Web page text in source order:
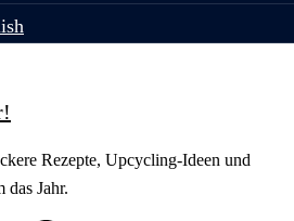
Rezepte, Upcycling-Ideen und
das Jahr.